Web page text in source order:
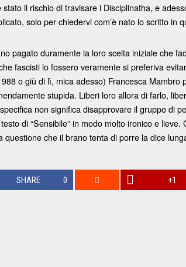
stato il rischio di travisare i Disciplinatha, e
solo per chiedervi com’è nato lo scritto in
pagato duramente la loro scelta iniziale che
fascisti lo fossero veramente si preferiva
o giù di lì, mica adesso) Francesca
stupida. Liberi loro allora di farlo,
non significa disapprovare il gruppo di
di “Sensibile” in modo molto ironico e
questione che il brano tenta di porre la dice
SHARE 0 +1